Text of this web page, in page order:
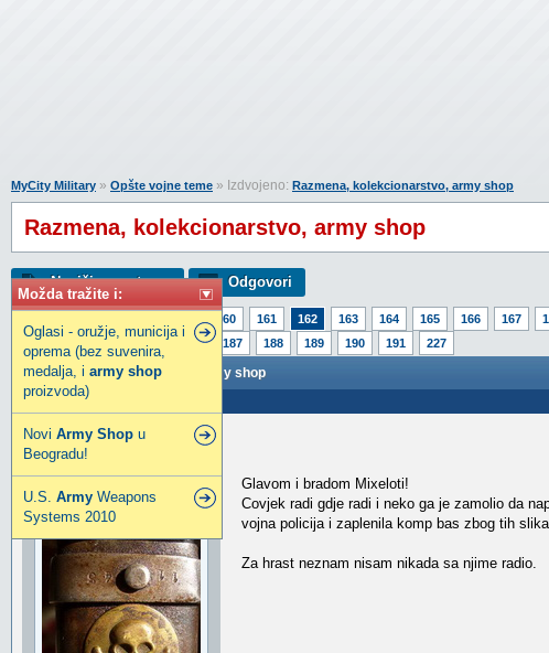
Možda tražite i:
Oglasi - oružje, municija i
oprema (bez suvenira,
medalja, i army shop
proizvoda)
Novi Army Shop u
Beogradu!
U.S. Army Weapons
Systems 2010
MyCity Military » Opšte vojne teme » Izdvojeno: Razmena, kolekcionarstvo, army shop
Razmena, kolekcionarstvo, army shop
Napiši novu temu Odgovori
160 161 162 163 164 165 166 167
182
183 184 185 186 187 188 189 190 191 227
Razmena, kolekcionarstvo, army shop
Poslao: 09 Jun 2012 19:44
OrthodoxWidowmaker
Glavom i bradom Mixeloti!
Covjek radi gdje radi i neko ga je zamolio da
vojna policija i zaplenila komp bas zbog tih
Za hrast neznam nisam nikada sa njime radio.